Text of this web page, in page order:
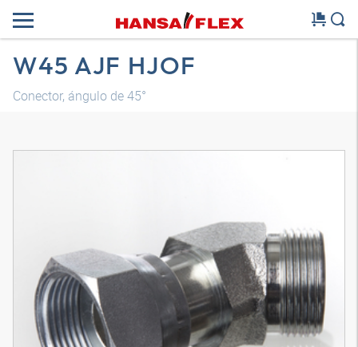
W45 AJF HJOF
Conector, ángulo de 45°
Modelo 3D